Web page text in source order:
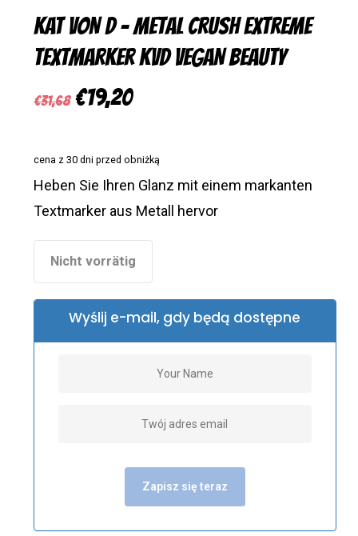
KAT VON D – Metal Crush Extreme
Textmarker KVD VEGAN BEAUTY
€31,68 Ursprünglicher
€31,68
€19,20Aktueller
€19,20.
cena z 30 dni przed obniżką
Heben Sie Ihren Glanz mit einem markanten
Textmarker aus Metall hervor
Nicht vorrätig
Wyślij e-mail, gdy będą dostępne
Zapisz się teraz